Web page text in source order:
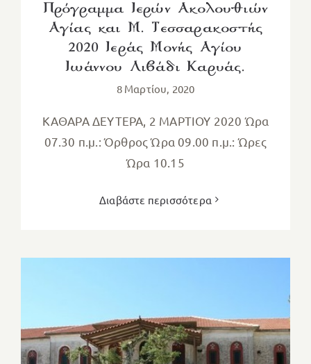
Πρόγραμμα Ιερών Ακολουθιών
Αγίας και Μ. Τεσσαρακοστής
2020 Ιεράς Μονής Αγίου
Ιωάννου Λιβάδι Καρυάς.
8 Μαρτίου, 2020
ΚΑΘΑΡΑ ΔΕΥΤΕΡΑ, 2 ΜΑΡΤΙΟΥ 2020 Ώρα
07.30 π.μ.: Όρθρος Ώρα 09.00 π.μ.: Ώρες
Ώρα 10.15
Διαβάστε περισσότερα